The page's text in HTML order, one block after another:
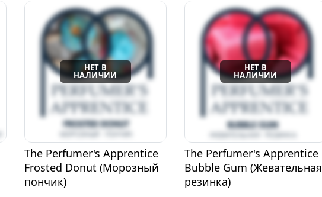
The Perfumer's Apprentice
Frosted Donut (Морозный
пончик)
The Perfumer's Apprentice
Bubble Gum (Жевательная
резинка)